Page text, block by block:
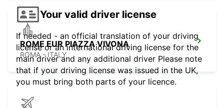
ROME EUR PIAZZA VIVONA
ROMA - ITALY
Your valid driver license
If needed - an official translation of your driving
license or an international driving license for the
main driver and any additional driver Please note
that if your driving license was issued in the UK,
you must bring both parts of your licence.